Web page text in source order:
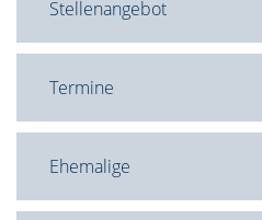
Stellenangebot
Termine
Ehemalige